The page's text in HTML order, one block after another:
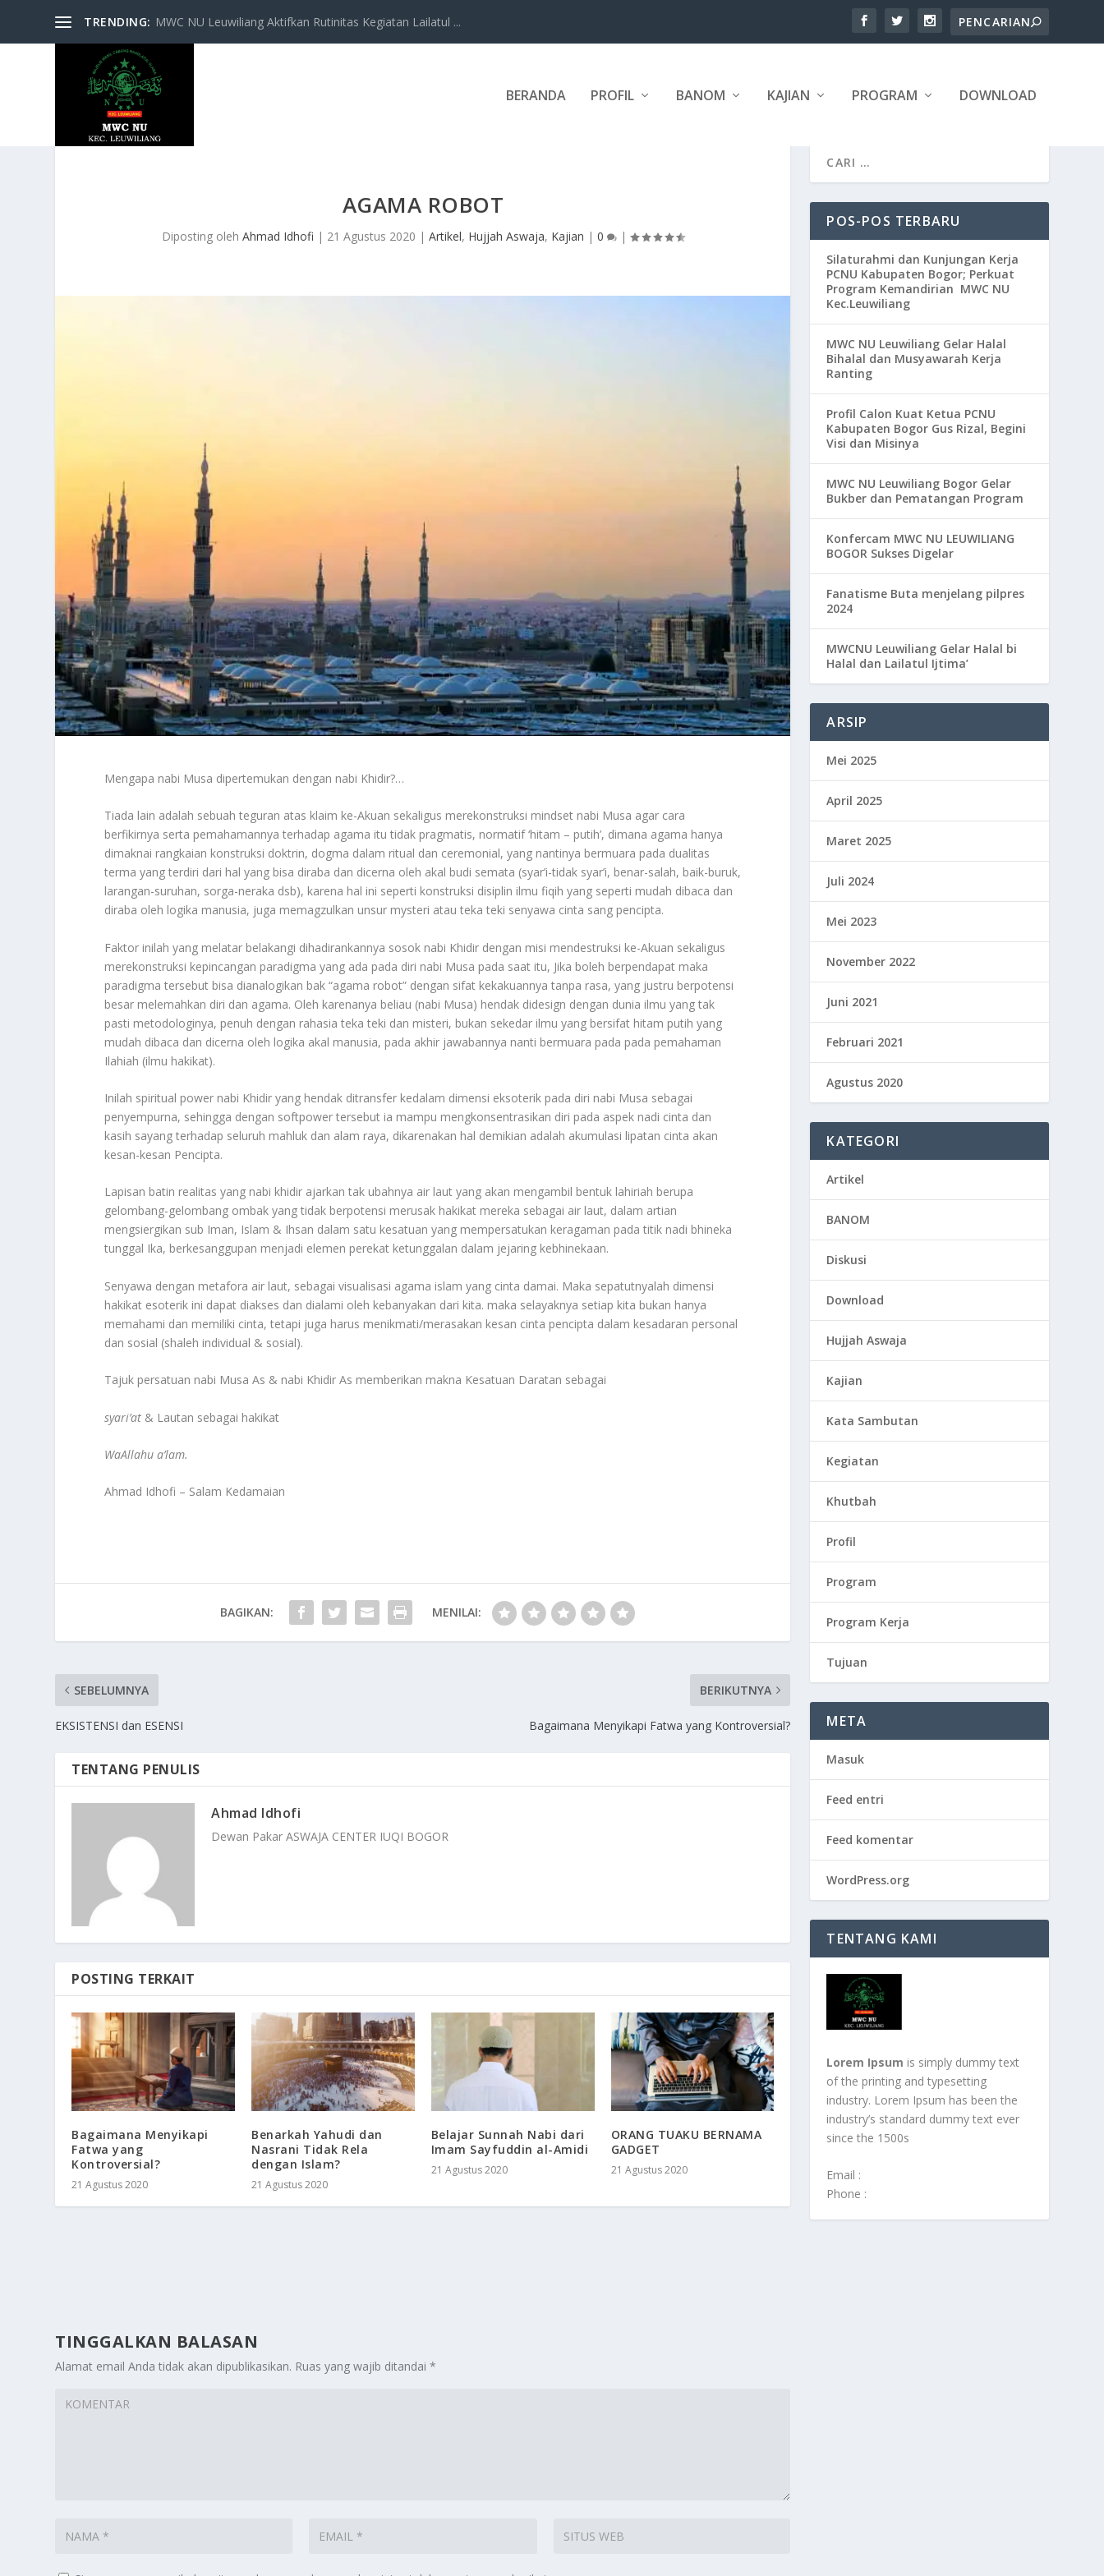
TRENDING: MWC NU Leuwiliang Aktifkan Rutinitas Kegiatan Lailatul ...
BERANDA PROFIL BANOM KAJIAN PROGRAM DOWNLOAD
AGAMA ROBOT
Diposting oleh Ahmad Idhofi | 21 Agustus 2020 | Artikel, Hujjah Aswaja, Kajian | 0 |
Mengapa nabi Musa dipertemukan dengan nabi Khidir?…
Tiada lain adalah sebuah teguran atas klaim ke-Akuan sekaligus merekonstruksi mindset nabi Musa agar cara
berfikirnya serta pemahamannya terhadap agama itu tidak pragmatis, normatif ‘hitam – putih’, dimana agama hanya
dimaknai rangkaian konstruksi doktrin, dogma dalam ritual dan ceremonial, yang nantinya bermuara pada dualitas
terma yang terdiri dari hal yang bisa diraba dan dicerna oleh akal budi semata (syar’i-tidak syar’i, benar-salah, baik-buruk,
larangan-suruhan, sorga-neraka dsb), karena hal ini seperti konstruksi disiplin ilmu fiqih yang seperti mudah dibaca dan
diraba oleh logika manusia, juga memagzulkan unsur mysteri atau teka teki senyawa cinta sang pencipta.
Faktor inilah yang melatar belakangi dihadirankannya sosok nabi Khidir dengan misi mendestruksi ke-Akuan sekaligus
merekonstruksi kepincangan paradigma yang ada pada diri nabi Musa pada saat itu, Jika boleh berpendapat maka
paradigma tersebut bisa dianalogikan bak “agama robot” dengan sifat kekakuannya tanpa rasa, yang justru berpotensi
besar melemahkan diri dan agama. Oleh karenanya beliau (nabi Musa) hendak didesign dengan dunia ilmu yang tak
pasti metodologinya, penuh dengan rahasia teka teki dan misteri, bukan sekedar ilmu yang bersifat hitam putih yang
mudah dibaca dan dicerna oleh logika akal manusia, pada akhir jawabannya nanti bermuara pada pada pemahaman
Ilahiah (ilmu hakikat).
Inilah spiritual power nabi Khidir yang hendak ditransfer kedalam dimensi eksoterik pada diri nabi Musa sebagai
penyempurna, sehingga dengan softpower tersebut ia mampu mengkonsentrasikan diri pada aspek nadi cinta dan
kasih sayang terhadap seluruh mahluk dan alam raya, dikarenakan hal demikian adalah akumulasi lipatan cinta akan
kesan-kesan Pencipta.
Lapisan batin realitas yang nabi khidir ajarkan tak ubahnya air laut yang akan mengambil bentuk lahiriah berupa
gelombang-gelombang ombak yang tidak berpotensi merusak hakikat mereka sebagai air laut, dalam artian
mengsiergikan sub Iman, Islam & Ihsan dalam satu kesatuan yang mempersatukan keragaman pada titik nadi bhineka
tunggal Ika, berkesanggupan menjadi elemen perekat ketunggalan dalam jejaring kebhinekaan.
Senyawa dengan metafora air laut, sebagai visualisasi agama islam yang cinta damai. Maka sepatutnyalah dimensi
hakikat esoterik ini dapat diakses dan dialami oleh kebanyakan dari kita. maka selayaknya setiap kita bukan hanya
memahami dan memiliki cinta, tetapi juga harus menikmati/merasakan kesan cinta pencipta dalam kesadaran personal
dan sosial (shaleh individual & sosial).
Tajuk persatuan nabi Musa As & nabi Khidir As memberikan makna Kesatuan Daratan sebagai
syari’at & Lautan sebagai hakikat
WaAllahu a’lam.
Ahmad Idhofi – Salam Kedamaian
BAGIKAN: MENILAI:
SEBELUMNYA
EKSISTENSI dan ESENSI
BERIKUTNYA
Bagaimana Menyikapi Fatwa yang Kontroversial?
TENTANG PENULIS
Ahmad Idhofi
Dewan Pakar ASWAJA CENTER IUQI BOGOR
POSTING TERKAIT
Bagaimana Menyikapi
Fatwa yang
Kontroversial?
21 Agustus 2020
Benarkah Yahudi dan
Nasrani Tidak Rela
dengan Islam?
21 Agustus 2020
Belajar Sunnah Nabi dari
Imam Sayfuddin al-Amidi
21 Agustus 2020
ORANG TUAKU BERNAMA
GADGET
21 Agustus 2020
TINGGALKAN BALASAN
Alamat email Anda tidak akan dipublikasikan. Ruas yang wajib ditandai*
POS-POS TERBARU
Silaturahmi dan Kunjungan Kerja
PCNU Kabupaten Bogor; Perkuat
Program Kemandirian MWC NU
Kec.Leuwiliang
MWC NU Leuwiliang Gelar Halal
Bihalal dan Musyawarah Kerja
Ranting
Profil Calon Kuat Ketua PCNU
Kabupaten Bogor Gus Rizal, Begini
Visi dan Misinya
MWC NU Leuwiliang Bogor Gelar
Bukber dan Pematangan Program
Konfercam MWC NU LEUWILIANG
BOGOR Sukses Digelar
Fanatisme Buta menjelang pilpres
2024
MWCNU Leuwiliang Gelar Halal bi
Halal dan Lailatul Ijtima’
ARSIP
Mei 2025
April 2025
Maret 2025
Juli 2024
Mei 2023
November 2022
Juni 2021
Februari 2021
Agustus 2020
KATEGORI
Artikel
BANOM
Diskusi
Download
Hujjah Aswaja
Kajian
Kata Sambutan
Kegiatan
Khutbah
Profil
Program
Program Kerja
Tujuan
META
Masuk
Feed entri
Feed komentar
WordPress.org
TENTANG KAMI
Lorem Ipsum is simply dummy text
of the printing and typesetting
industry. Lorem Ipsum has been the
industry’s standard dummy text ever
since the 1500s
Email :
Phone :